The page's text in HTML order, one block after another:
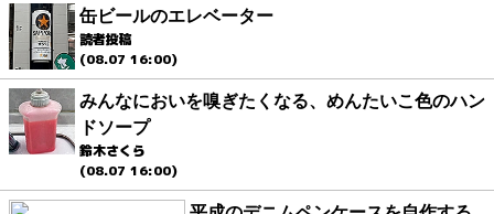
缶ビールのエレベーター
読者投稿
(08.07 16:00)
みんなにおいを嗅ぎたくなる、めんたいこ色のハン
ドソープ
鈴木さくら
(08.07 16:00)